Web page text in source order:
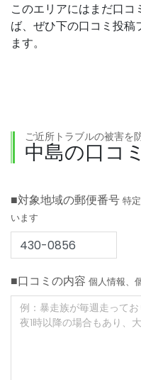
このエリアにはまだ口
ば、ぜひ下の口コミ投稿
ます。
ご近所トラブルの被害を
中島の口コ
■対象地域の郵便番号 特
います
■口コミの内容 個人情報、